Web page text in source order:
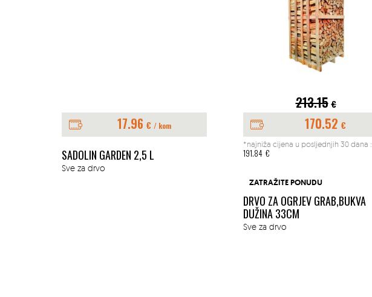
17.96 € / kom
SADOLIN GARDEN 2,5 L
Sve za drvo
213.15 €
170.52 €
*najniža cijena u posljednjih 30 dana :
191.84 €
ZATRAŽITE PONUDU
DRVO ZA OGRJEV GRAB,BUKVA
DUŽINA 33CM
Sve za drvo